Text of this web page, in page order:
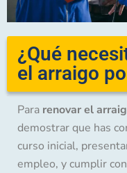
¿Qué
el arraigo
Para renovar el
demostrar que has
curso inicial,
empleo, y cumplir